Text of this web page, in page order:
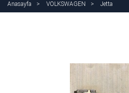
Anasayfa VOLKSWAGEN Jetta